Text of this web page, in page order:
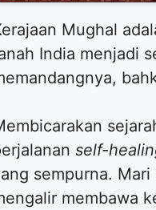
Mughal
India menjadi
self-
sempurna.
membawa